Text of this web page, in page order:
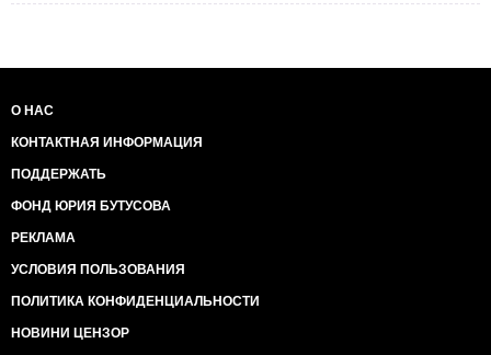
О НАС
КОНТАКТНАЯ ИНФОРМАЦИЯ
ПОДДЕРЖАТЬ
ФОНД ЮРИЯ БУТУСОВА
РЕКЛАМА
УСЛОВИЯ ПОЛЬЗОВАНИЯ
ПОЛИТИКА КОНФИДЕНЦИАЛЬНОСТИ
НОВИНИ ЦЕНЗОР